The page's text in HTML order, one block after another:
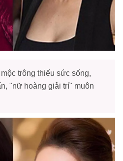
trông thiếu sức sống,
"nữ hoàng giải trí" muôn